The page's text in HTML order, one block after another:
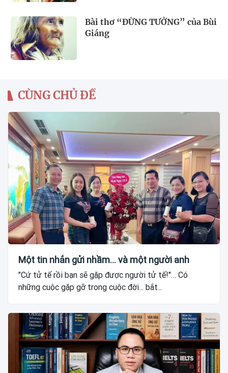
Bài thơ “ĐỪNG TƯỞNG” của Bùi
Giáng
CÙNG CHỦ ĐỀ
Một tin nhắn gửi nhầm... và một người anh
"Cứ tử tế rồi bạn sẽ gặp được người tử tế!"… Có
những cuộc gặp gỡ trong cuộc đời... bắt...